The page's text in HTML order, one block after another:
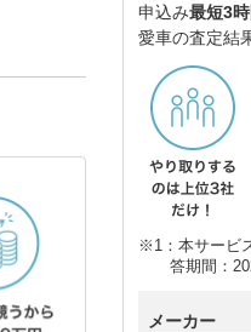
申込み最短3
愛車の査定結
※1：本サービ
答期間：
メーカー